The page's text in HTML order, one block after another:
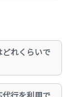
れくらいで